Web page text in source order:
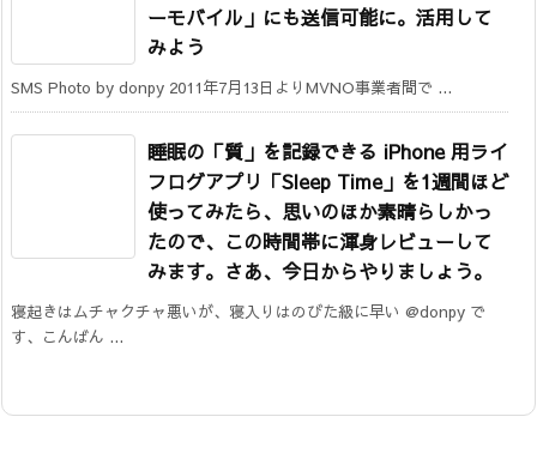
ーモバイル」にも送信可能に。活用して
みよう
SMS Photo by donpy 2011年7月13日よりMVNO事業者間で ...
睡眠の「質」を記録できる iPhone 用ライ
フログアプリ「Sleep Time」を1週間ほど
使ってみたら、思いのほか素晴らしかっ
たので、この時間帯に渾身レビューして
みます。さあ、今日からやりましょう。
寝起きはムチャクチャ悪いが、寝入りはのびた級に早い @donpy で
す、こんばん ...